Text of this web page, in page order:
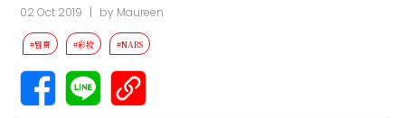
02 Oct 2019 | by Maureen
#唇膏 #彩妝 #NARS